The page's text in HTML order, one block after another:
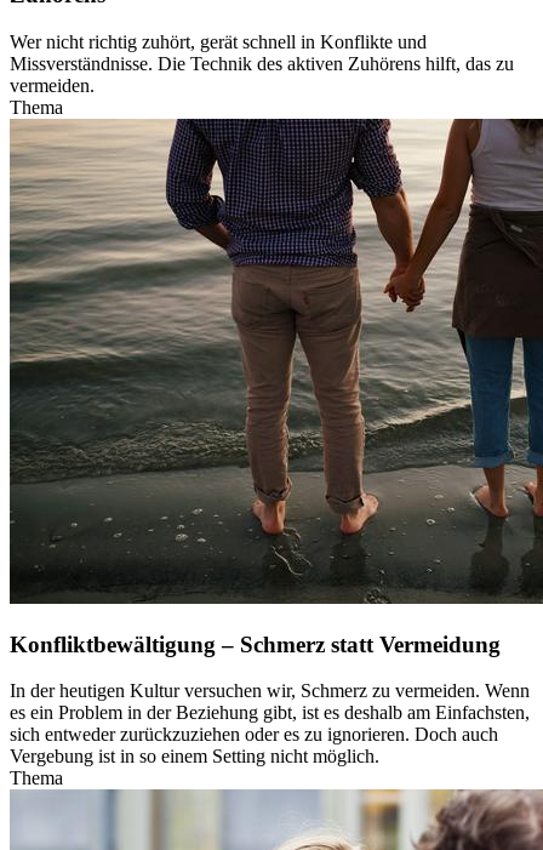
Wer nicht richtig zuhört, gerät schnell in Konflikte und
Missverständnisse. Die Technik des aktiven Zuhörens hilft, das zu
vermeiden.
Thema
Konfliktbewältigung – Schmerz statt Vermeidung
In der heutigen Kultur versuchen wir, Schmerz zu vermeiden. Wenn
es ein Problem in der Beziehung gibt, ist es deshalb am Einfachsten,
sich entweder zurückzuziehen oder es zu ignorieren. Doch auch
Vergebung ist in so einem Setting nicht möglich.
Thema